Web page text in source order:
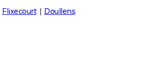
Flixecourt Doullens